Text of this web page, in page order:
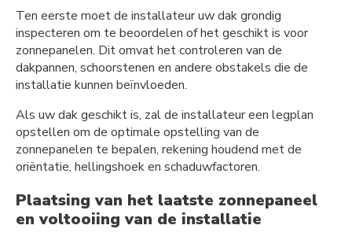
Ten eerste moet de installateur uw dak grondig
inspecteren om te beoordelen of het geschikt is voor
zonnepanelen. Dit omvat het controleren van de
dakpannen, schoorstenen en andere obstakels die de
installatie kunnen beïnvloeden.
Als uw dak geschikt is, zal de installateur een legplan
opstellen om de optimale opstelling van de
zonnepanelen te bepalen, rekening houdend met de
oriëntatie, hellingshoek en schaduwfactoren.
Plaatsing van het laatste zonnepaneel
en voltooiing van de installatie